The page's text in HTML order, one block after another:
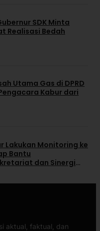
SDK Minta
Realisasi Bedah
Utama Gas di DPRD
Kabur dari
Lakukan Monitoring ke
Bantu
dan Sinergi
aktual, faktual, dan